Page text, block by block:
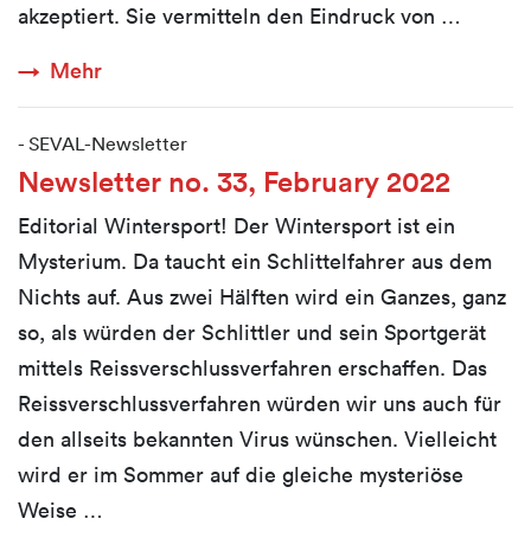
akzeptiert. Sie vermitteln den Eindruck von …
Mehr
- SEVAL-Newsletter
Newsletter no. 33, February 2022
Editorial Wintersport! Der Wintersport ist ein
Mysterium. Da taucht ein Schlittelfahrer aus dem
Nichts auf. Aus zwei Hälften wird ein Ganzes, ganz
so, als würden der Schlittler und sein Sportgerät
mittels Reissverschlussverfahren erschaffen. Das
Reissverschlussverfahren würden wir uns auch für
den allseits bekannten Virus wünschen. Vielleicht
wird er im Sommer auf die gleiche mysteriöse
Weise …